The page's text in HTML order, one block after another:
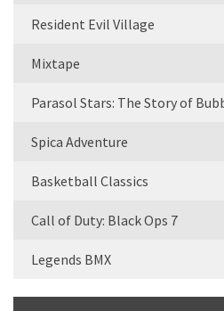
Resident Evil Village
Mixtape
Parasol Stars: The Story of
Spica Adventure
Basketball Classics
Call of Duty: Black Ops 7
Legends BMX